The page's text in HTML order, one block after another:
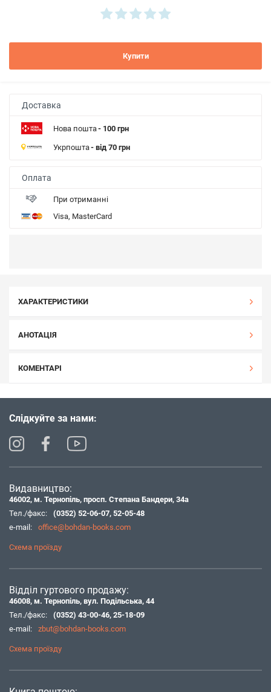
Купити
Доставка
Нова пошта- 100 грн
Укрпошта- від 70 грн
Оплата
При отриманні
Visa, MasterCard
ХАРАКТЕРИСТИКИ
АНОТАЦІЯ
КОМЕНТАРІ
Слідкуйте за нами:
Видавництво:
46002, м. Тернопіль, просп. Степана Бандери, 34а
Тел./факс:
(0352) 52-06-07, 52-05-48
e-mail:
office@bohdan-books.com
Схема проїзду
Відділ гуртового продажу:
46008, м. Тернопіль, вул. Подільська, 44
Тел./факс:
(0352) 43-00-46, 25-18-09
e-mail:
zbut@bohdan-books.com
Схема проїзду